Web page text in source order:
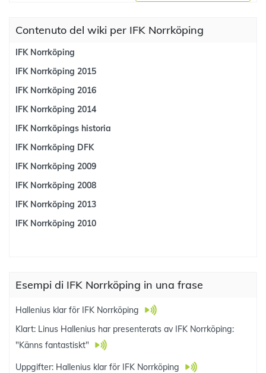
Contenuto del wiki per IFK Norrköping
IFK Norrköping
IFK Norrköping 2015
IFK Norrköping 2016
IFK Norrköping 2014
IFK Norrköpings historia
IFK Norrköping DFK
IFK Norrköping 2009
IFK Norrköping 2008
IFK Norrköping 2013
IFK Norrköping 2010
Esempi di IFK Norrköping in una frase
Hallenius klar för IFK Norrköping
Klart: Linus Hallenius har presenterats av IFK Norrköping:
"Känns fantastiskt"
Uppgifter: Hallenius klar för IFK Norrköping